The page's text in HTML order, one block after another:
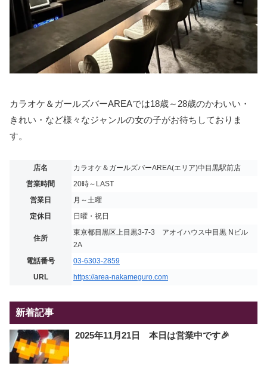
カラオケ＆ガールズバーAREAでは18歳～28歳のかわいい・
きれい・など様々なジャンルの女の子がお待ちしておりま
す。
店名
カラオケ＆ガールズバーAREA(エリア)中目黒駅前店
営業時間
20時～LAST
営業日
月～土曜
定休日
日曜・祝日
住所
東京都目黒区上目黒3-7-3 アオイハウス中目黒 Nビル
2A
電話番号
03-6303-2859
URL
https://area-nakameguro.com
新着記事
2025年11月21日 本日は営業中です🎉